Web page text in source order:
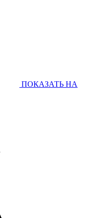
ПОКАЗАТЬ НА